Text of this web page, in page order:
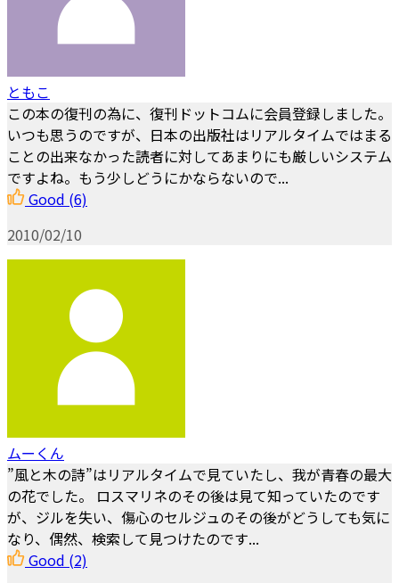
ともこ
この本の復刊の為に、復刊ドットコムに会員登録しました。
いつも思うのですが、日本の出版社はリアルタイムではまる
ことの出来なかった読者に対してあまりにも厳しいシステム
ですよね。もう少しどうにかならないので...
Good (6)
2010/02/10
ムーくん
”風と木の詩”はリアルタイムで見ていたし、我が青春の最大
の花でした。 ロスマリネのその後は見て知っていたのです
が、ジルを失い、傷心のセルジュのその後がどうしても気に
なり、偶然、検索して見つけたのです...
Good (2)